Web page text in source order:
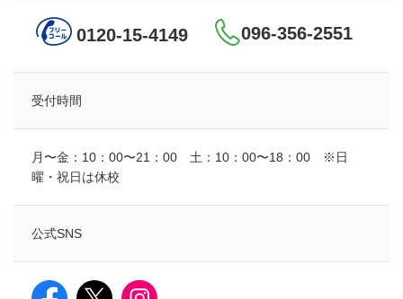
0120-15-4149 096-356-2551
受付時間
月〜金：10：00〜21：00 土：10：00〜18：00 ※日
曜・祝日は休校
公式SNS